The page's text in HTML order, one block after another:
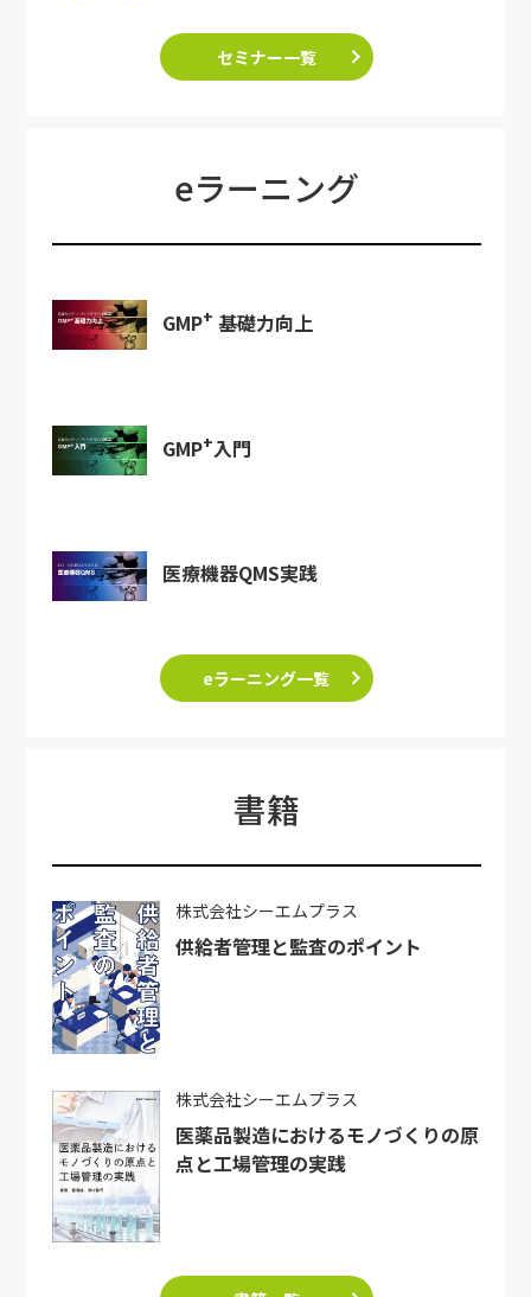
セミナー一覧
eラーニング
GMP+ 基礎力向上
GMP+入門
医療機器QMS実践
eラーニング一覧
書籍
株式会社シーエムプラス
供給者管理と監査のポイント
株式会社シーエムプラス
医薬品製造におけるモノづくりの原
点と工場管理の実践